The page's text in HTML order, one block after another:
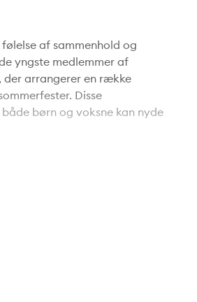
af sammenhold og
yngste medlemmer af
der arrangerer en række
Disse
børn og voksne kan nyde
og deltage i det livlige